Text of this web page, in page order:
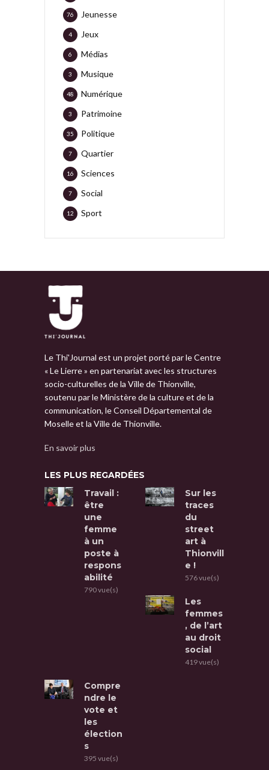
Jeunesse
76
Jeux
4
Médias
6
Musique
3
Numérique
48
Patrimoine
3
Politique
35
Quartier
7
Sciences
16
Social
7
Sport
12
Le Thi'Journal est un projet porté par le Centre
« Le Lierre » en partenariat avec les structures
socio-culturelles de la Ville de Thionville,
soutenu par le Ministère de la culture et de la
communication, le Conseil Départemental de
Moselle et la Ville de Thionville.
En savoir plus
LES PLUS REGARDÉES
Travail :
être
une
femme
à un
poste à
respons
abilité
790 vue(s)
Sur les
traces
du
street
art à
Thionvill
e !
576 vue(s)
Les
femmes
, de l’art
au droit
social
419 vue(s)
Compre
ndre le
vote et
les
élection
s
395 vue(s)